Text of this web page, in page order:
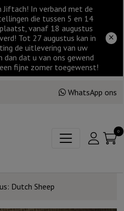
Jiftach! In verband met de
die tussen 5 en 14
vanaf 18 augustus
Tot 27 augustus kan in
de uitlevering van uw
dat u van ons gewend
fijne zomer toegewenst!
WhatsApp ons
0
Dutch Sheep